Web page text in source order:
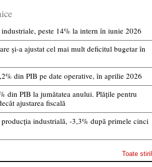
industriale, peste 14% la intern în iunie 2026
și-a ajustat cel mai mult deficitul bugetar în
din PIB pe date operative, în aprilie 2026
din PIB la jumătatea anului. Plățile pentru
ajustarea fiscală
producția industrială, -3,3% după primele cinci
Toate